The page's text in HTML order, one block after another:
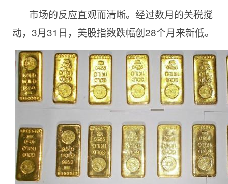
市场的反应直观而清晰。经过数月的关税搅
动，3月31日，美股指数跌幅创28个月来新低。